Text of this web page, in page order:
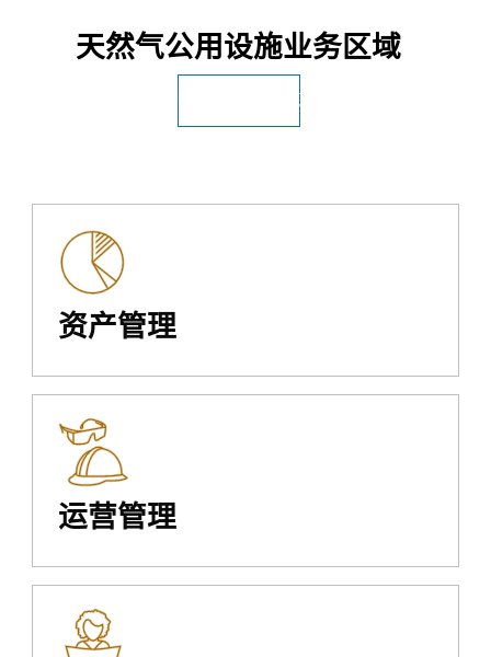
天然气公用设施业务区域
查看所有公用设施
资产管理
运营管理